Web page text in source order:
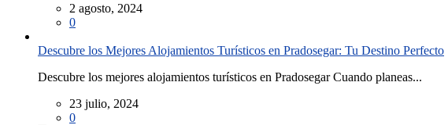
2 agosto, 2024
0
Descubre los Mejores Alojamientos Turísticos en Pradosegar: Tu Destino Perfecto
Descubre los mejores alojamientos turísticos en Pradosegar Cuando planeas...
23 julio, 2024
0